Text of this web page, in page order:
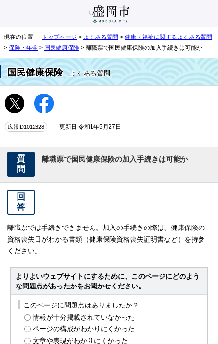
現在の位置： トップページ > よくある質問 > 健康・福祉に関するよくある質問
> 保険・年金 > 国民健康保険 > 離職票で国民健康保険の加入手続きは可能か
国民健康保険よくある質問
広報ID1012828 更新日 令和1年5月27日
質
問
離職票で国民健康保険の加入手続きは可能か
回
答
離職票では手続きできません。加入の手続きの際は、健康保険の
資格喪失日がわかる書類（健康保険資格喪失証明書など）を持参
ください。
よりよいウェブサイトにするために、このページにどのよう
な問題点があったかをお聞かせください。
このページに問題点はありましたか？
情報が十分掲載されていなかった
ページの構成がわかりにくかった
文章や表現がわかりにくかった